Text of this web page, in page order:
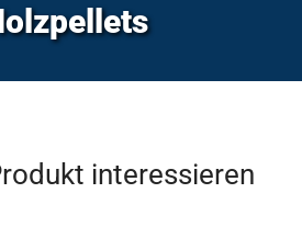
interessieren